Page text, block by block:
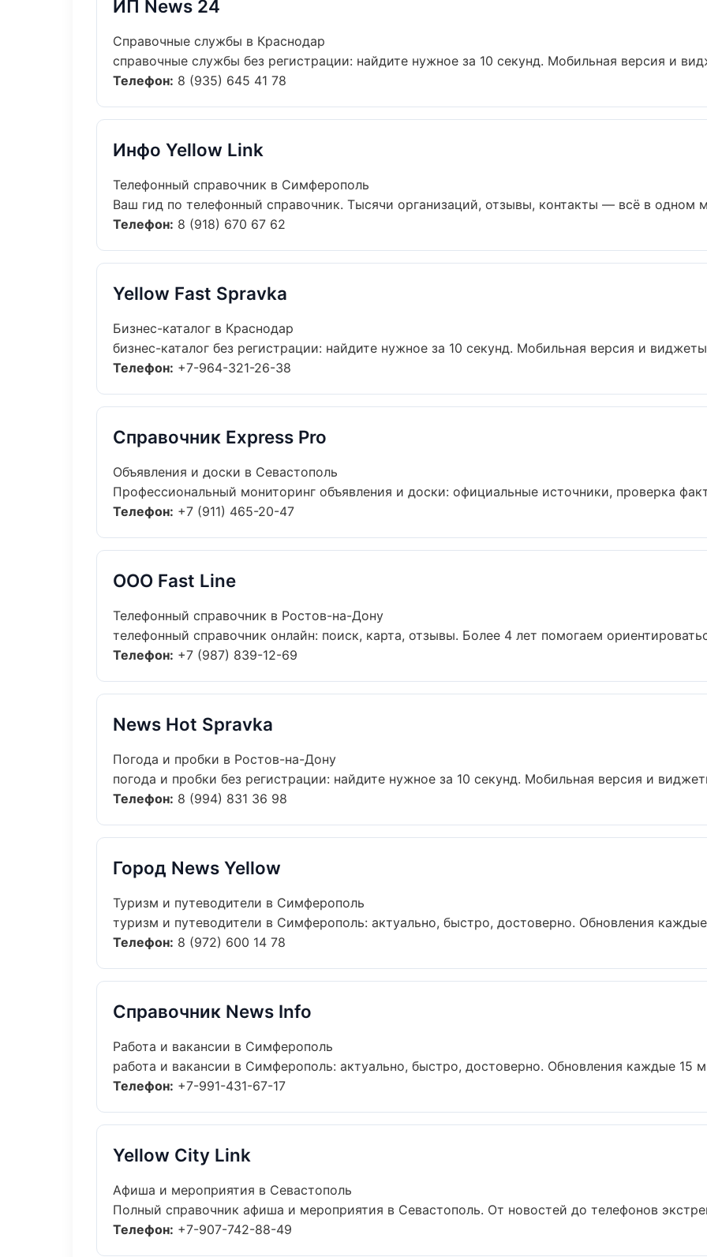
ИП News 24
Справочные службы в Краснодар
справочные службы без регистрации: найдите нужное за 10 секунд. Мобильная версия и
Телефон: 8 (935) 645 41 78
Инфо Yellow Link
Телефонный справочник в Симферополь
Ваш гид по телефонный справочник. Тысячи организаций, отзывы, контакты — всё в одном
Телефон: 8 (918) 670 67 62
Yellow Fast Spravka
Бизнес-каталог в Краснодар
бизнес-каталог без регистрации: найдите нужное за 10 секунд. Мобильная версия и
Телефон: +7-964-321-26-38
Справочник Express Pro
Объявления и доски в Севастополь
Профессиональный мониторинг объявления и доски: официальные источники, проверка
Телефон: +7 (911) 465-20-47
ООО Fast Line
Телефонный справочник в Ростов-на-Дону
телефонный справочник онлайн: поиск, карта, отзывы. Более 4 лет помогаем
Телефон: +7 (987) 839-12-69
News Hot Spravka
Погода и пробки в Ростов-на-Дону
погода и пробки без регистрации: найдите нужное за 10 секунд. Мобильная версия и
Телефон: 8 (994) 831 36 98
Город News Yellow
Туризм и путеводители в Симферополь
туризм и путеводители в Симферополь: актуально, быстро, достоверно. Обновления
Телефон: 8 (972) 600 14 78
Справочник News Info
Работа и вакансии в Симферополь
работа и вакансии в Симферополь: актуально, быстро, достоверно. Обновления каждые 15
Телефон: +7-991-431-67-17
Yellow City Link
Афиша и мероприятия в Севастополь
Полный справочник афиша и мероприятия в Севастополь. От новостей до телефонов
Телефон: +7-907-742-88-49